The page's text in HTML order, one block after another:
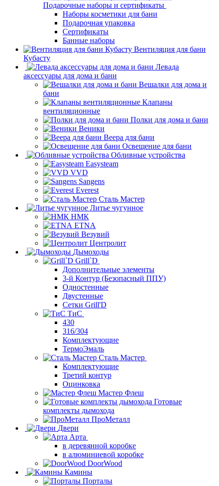
Подарочные наборы и сертификаты
Наборы косметики для бани
Подарочная упаковка
Сертификаты
Банные наборы
Вентиляция для бани
Кубасту
Левада
аксессуары для дома и бани
Вешалки для дома и
бани
Клапаны
вентиляционные
Полки для дома и бани
Веники
Веера для бани
Освещение для бани
Обливные устройства
Easysteam
VVD
Sangens
Everest
Сталь Мастер
Литье чугунное
НМК
ETNA
Везувий
Центролит
Дымоходы
Grill`D
Дополнительные элементы
3-й Контур (Безопасный ППУ)
Одностенные
Двустенные
Сетки Grill'D
ТиС
430
316/304
Комплектующие
ТермоЭмаль
Сталь Мастер
Комплектующие
Третий контур
Оцинковка
Мастер Флеш
Готовые
комплекты дымохода
ПроМеталл
Двери
Арта
в деревянной коробке
в алюминиевой коробке
DoorWood
Камины
Порталы